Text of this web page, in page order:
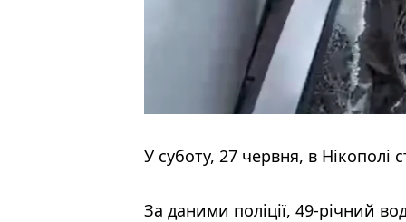
У суботу, 27 червня, в
За даними поліції, 49-річний